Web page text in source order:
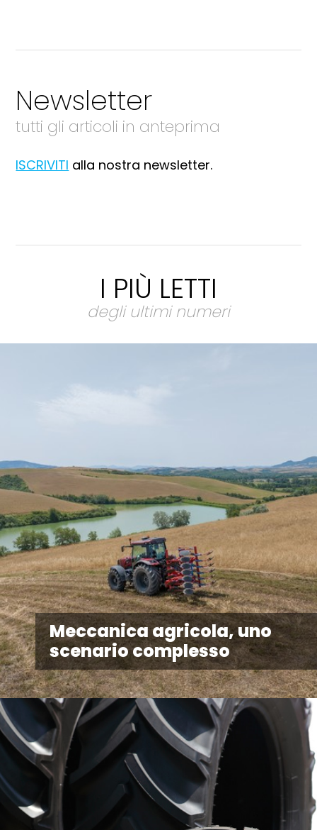
Newsletter
tutti gli articoli in anteprima
ISCRIVITI alla nostra newsletter.
I PIÙ LETTI
degli ultimi numeri
Meccanica agricola, uno
scenario complesso